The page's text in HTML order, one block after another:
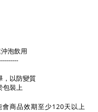
泡飲用
完畢，以防變質
於包裝上
商品效期至少120天以上